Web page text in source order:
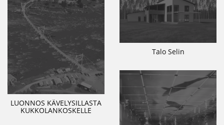
LUONNOS KÄVELYSILLASTA
KUKKOLANKOSKELLE
Talo Selin